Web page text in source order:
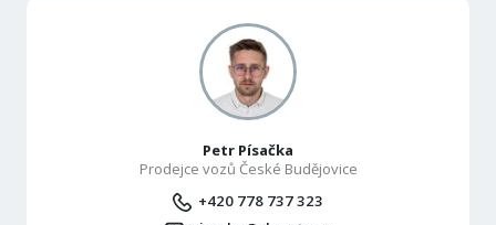
Petr Písačka
Prodejce vozů České Budějovice
+420 778 737 323